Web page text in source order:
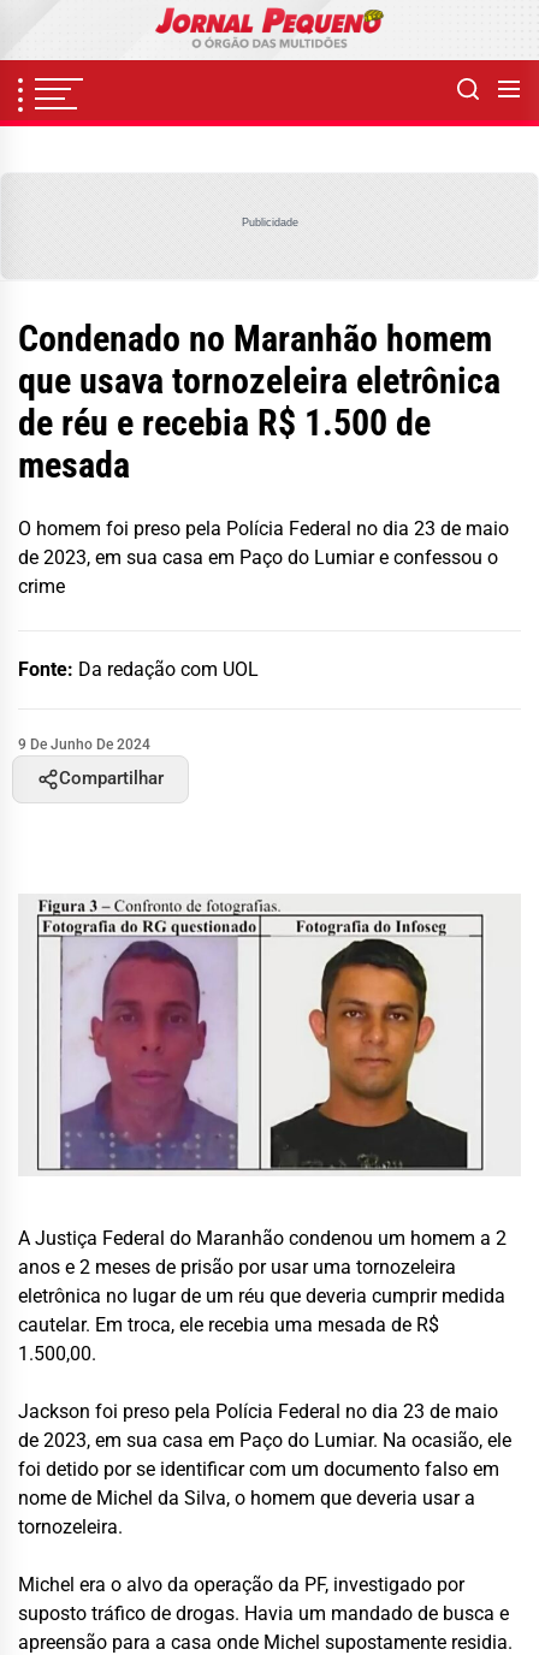
content
Publicidade
Condenado no Maranhão homem
que usava tornozeleira eletrônica
de réu e recebia R$ 1.500 de
mesada
O homem foi preso pela Polícia Federal no dia 23 de maio
de 2023, em sua casa em Paço do Lumiar e confessou o
crime
Fonte: Da redação com UOL
9 De Junho De 2024
Compartilhar
A Justiça Federal do Maranhão condenou um homem a 2
anos e 2 meses de prisão por usar uma tornozeleira
eletrônica no lugar de um réu que deveria cumprir medida
cautelar. Em troca, ele recebia uma mesada de R$
1.500,00.
Jackson foi preso pela Polícia Federal no dia 23 de maio
de 2023, em sua casa em Paço do Lumiar. Na ocasião, ele
foi detido por se identificar com um documento falso em
nome de Michel da Silva, o homem que deveria usar a
tornozeleira.
Michel era o alvo da operação da PF, investigado por
suposto tráfico de drogas. Havia um mandado de busca e
apreensão para a casa onde Michel supostamente residia.